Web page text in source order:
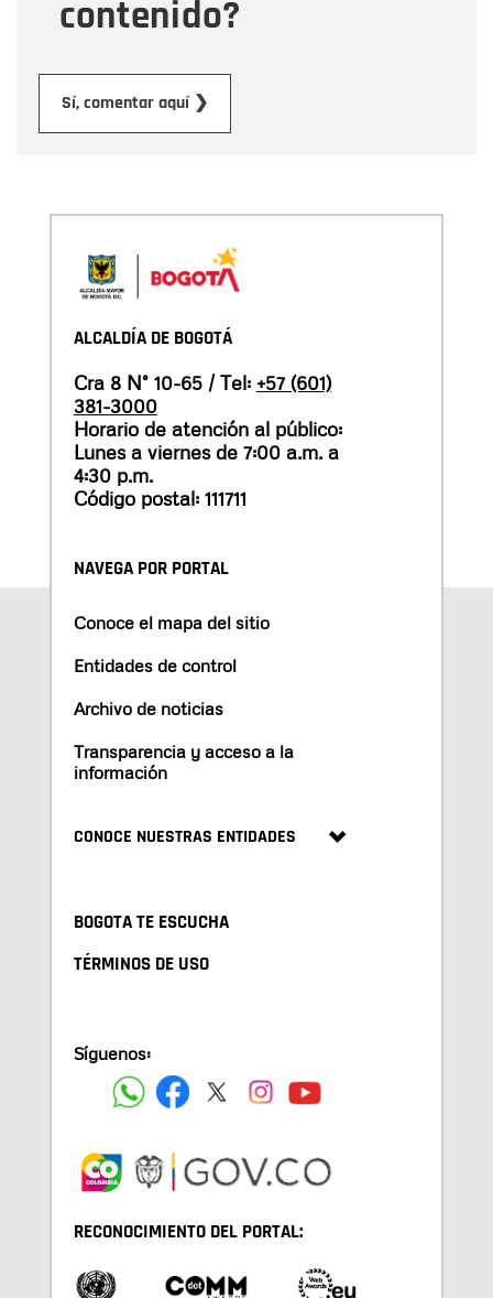
contenido?
Sí, comentar aquí ❯
ALCALDÍA DE BOGOTÁ
Cra 8 N° 10-65 / Tel: +57 (601)
381-3000
Horario de atención al público:
Lunes a viernes de 7:00 a.m. a
4:30 p.m.
Código postal: 111711
NAVEGA POR PORTAL
Conoce el mapa del sitio
Entidades de control
Archivo de noticias
Transparencia y acceso a la
información
CONOCE NUESTRAS ENTIDADES
BOGOTA TE ESCUCHA
TÉRMINOS DE USO
Síguenos:
RECONOCIMIENTO DEL PORTAL: